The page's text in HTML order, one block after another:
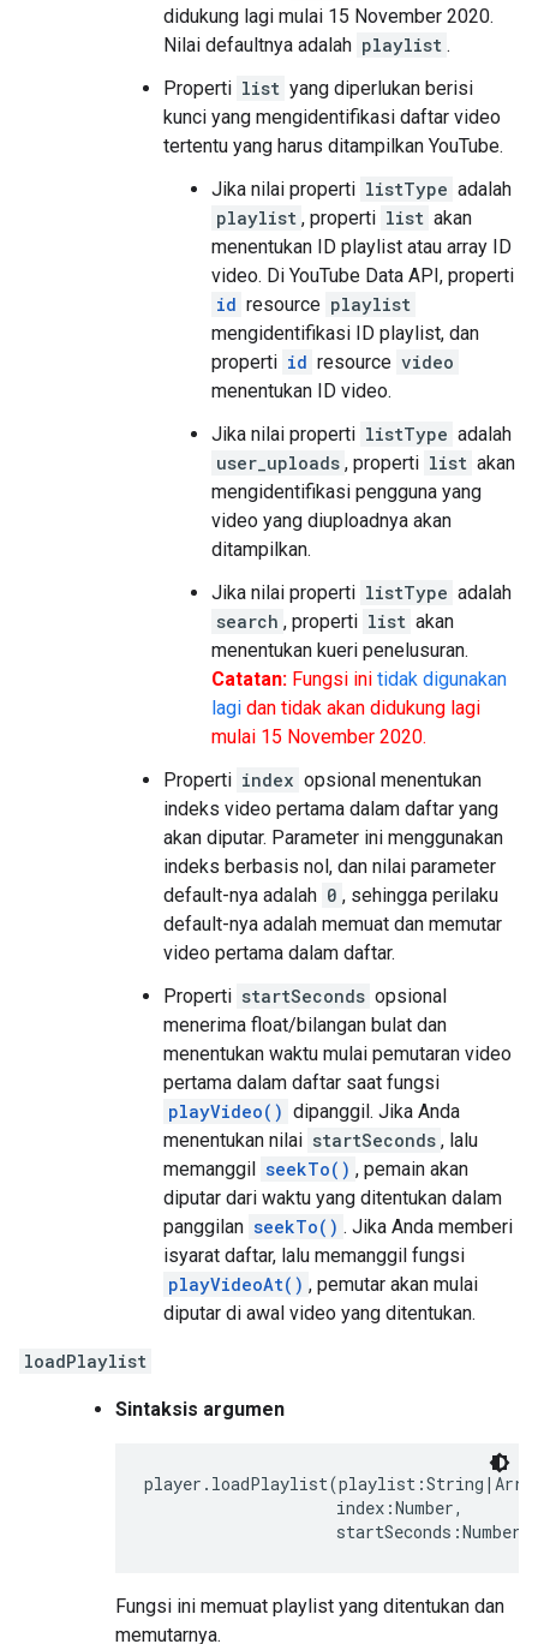
didukung lagi mulai 15 November 2020.
Nilai defaultnya adalah playlist .
Properti list yang diperlukan berisi
kunci yang mengidentifikasi daftar video
tertentu yang harus ditampilkan YouTube.
Jika nilai properti listType adalah
playlist , properti list akan
menentukan ID playlist atau array ID
video. Di YouTube Data API, properti
id resource playlist
mengidentifikasi ID playlist, dan
properti id resource video
menentukan ID video.
Jika nilai properti listType adalah
user_uploads , properti list akan
mengidentifikasi pengguna yang
video yang diuploadnya akan
ditampilkan.
Jika nilai properti listType adalah
search , properti list akan
menentukan kueri penelusuran.
Catatan: Fungsi ini tidak digunakan
lagi dan tidak akan didukung lagi
mulai 15 November 2020.
Properti index opsional menentukan
indeks video pertama dalam daftar yang
akan diputar. Parameter ini menggunakan
indeks berbasis nol, dan nilai parameter
default-nya adalah 0 , sehingga perilaku
default-nya adalah memuat dan memutar
video pertama dalam daftar.
Properti startSeconds opsional
menerima float/bilangan bulat dan
menentukan waktu mulai pemutaran video
pertama dalam daftar saat fungsi
playVideo() dipanggil. Jika Anda
menentukan nilai startSeconds , lalu
memanggil seekTo() , pemain akan
diputar dari waktu yang ditentukan dalam
panggilan seekTo() . Jika Anda memberi
isyarat daftar, lalu memanggil fungsi
playVideoAt() , pemutar akan mulai
diputar di awal video yang ditentukan.
loadPlaylist
Sintaksis argumen
                    index:Number,
Fungsi ini memuat playlist yang ditentukan dan
memutarnya.